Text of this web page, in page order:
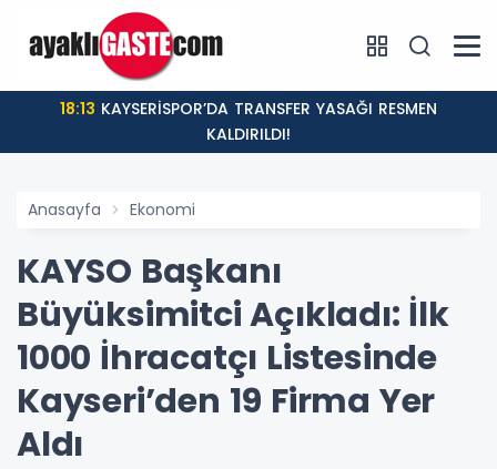
18:13
KALDIRILDI!
Anasayfa Ekonomi
KAYSO Başkanı
Büyüksimitci Açıkladı: İlk
1000 İhracatçı Listesinde
Kayseri’den 19 Firma Yer
Aldı